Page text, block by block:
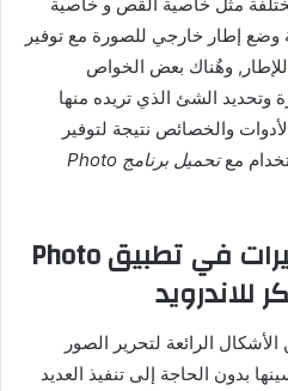
إطار خارجي للصورة مع توفير
وهٌناك بعض الخواص
وتحديد الشئ الذي تريده منها
والخصائص نتيجة لتوفير
مع
تحميل برنامج Photo
تفاصيل الفلاتر والتأثيرات في تطبيق Photo
الأشكال الرائعة لتحرير الصور
بدون الحاجة إلى تنفيذ العديد